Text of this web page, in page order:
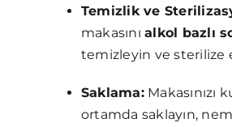
Temizlik ve
makasınıalkol bazlı
temizleyin ve sterilize
Saklama:Makasınızı
ortamda saklayın,